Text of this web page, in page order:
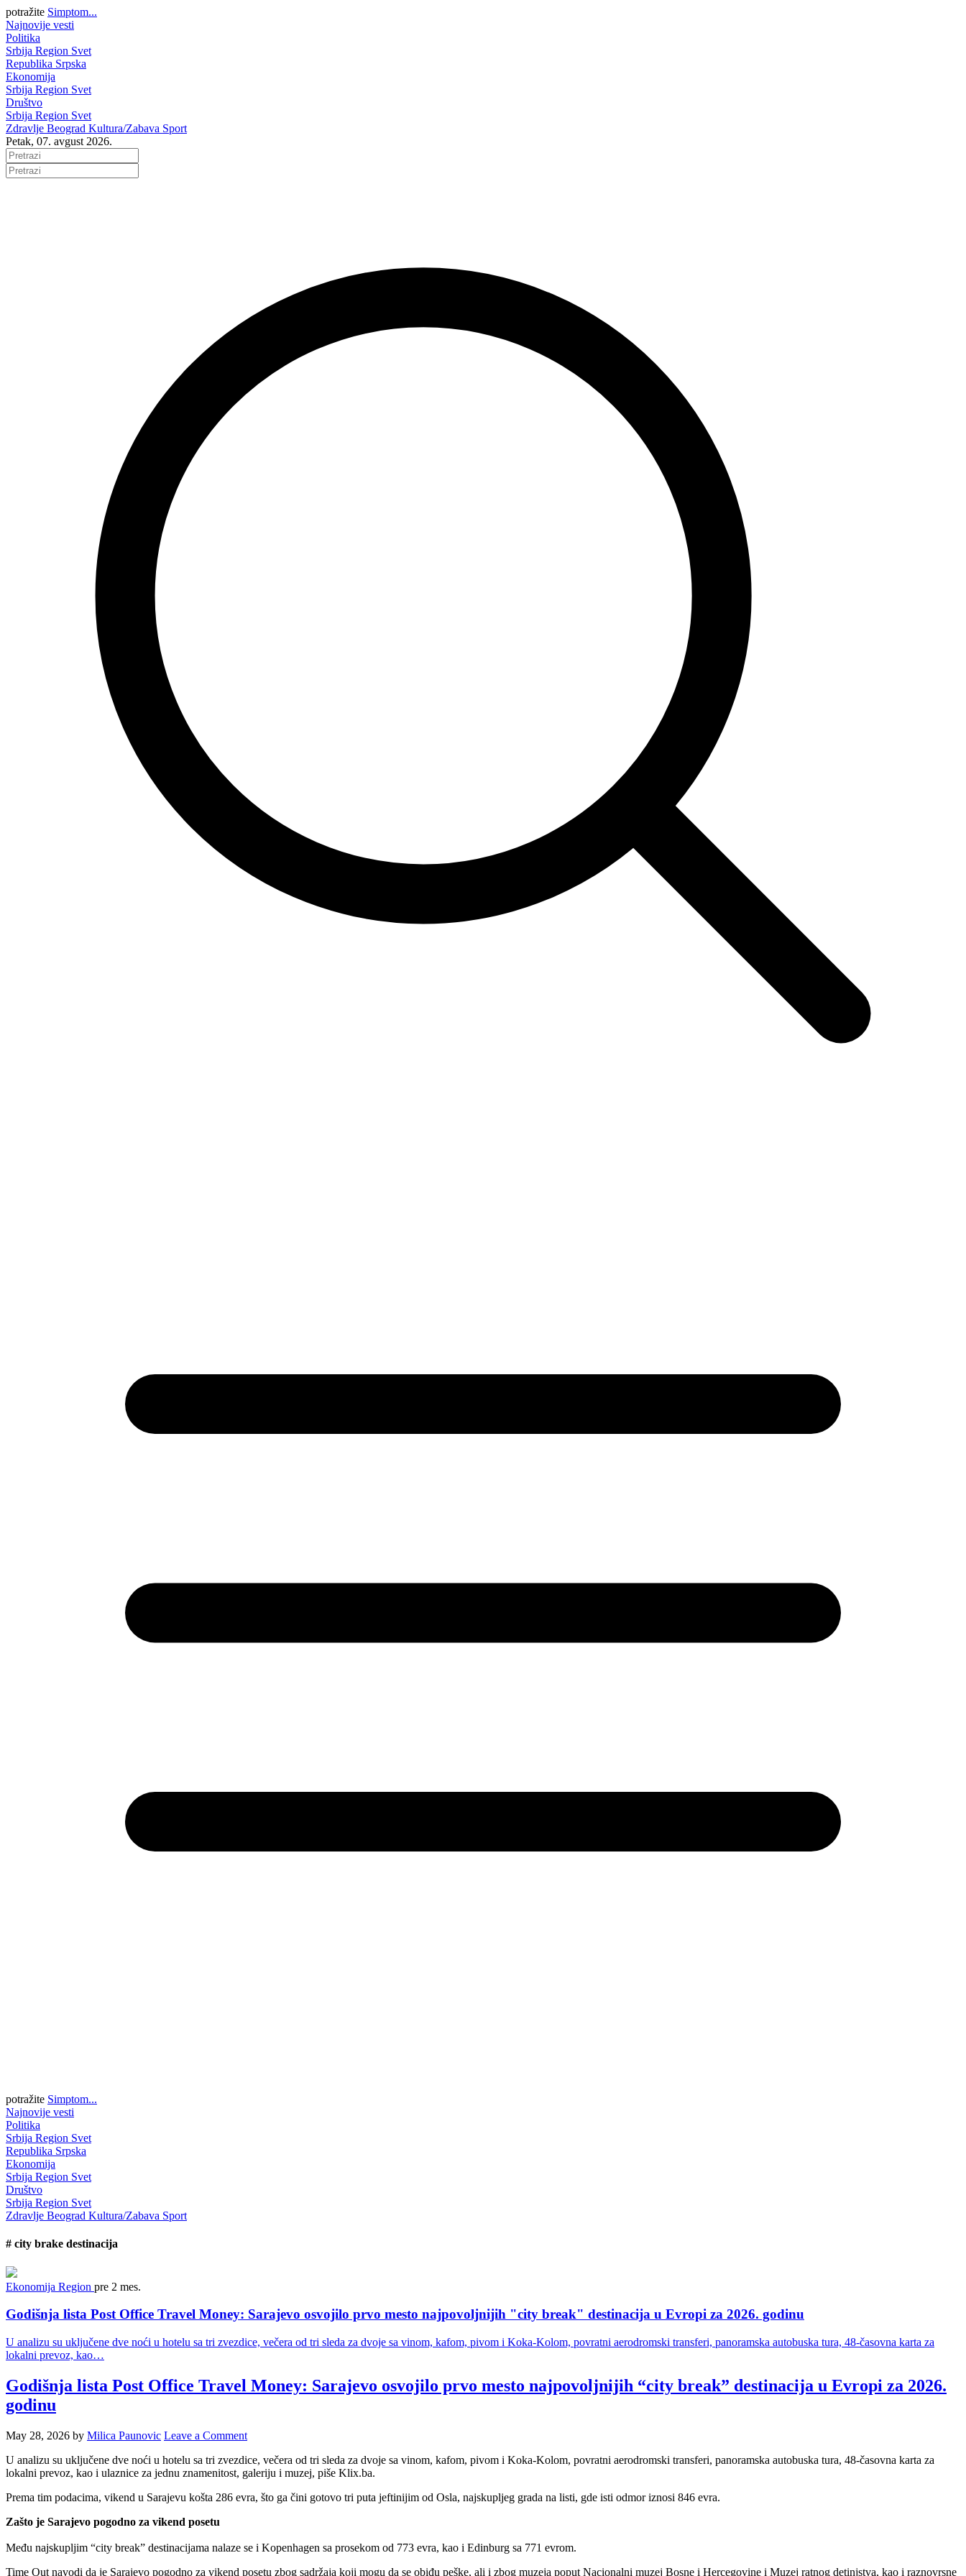
potražite Simptom...
Najnovije vesti
Politika
Srbija Region Svet
Republika Srpska
Ekonomija
Srbija Region Svet
Društvo
Srbija Region Svet
Zdravlje Beograd Kultura/Zabava Sport
Petak, 07. avgust 2026.
potražite Simptom...
Najnovije vesti
Politika
Srbija Region Svet
Republika Srpska
Ekonomija
Srbija Region Svet
Društvo
Srbija Region Svet
Zdravlje Beograd Kultura/Zabava Sport
# city brake destinacija
Ekonomija Region pre 2 mes.
Godišnja lista Post Office Travel Money: Sarajevo osvojilo prvo mesto najpovoljnijih "city break" destinacija u Evropi za 2026. godinu
U analizu su uključene dve noći u hotelu sa tri zvezdice, večera od tri sleda za dvoje sa vinom, kafom, pivom i Koka-Kolom, povratni aerodromski transferi, panoramska autobuska tura, 48-časovna karta za
lokalni prevoz, kao…
Godišnja lista Post Office Travel Money: Sarajevo osvojilo prvo mesto najpovoljnijih “city break” destinacija u Evropi za 2026.
godinu
May 28, 2026 by Milica Paunovic Leave a Comment
U analizu su uključene dve noći u hotelu sa tri zvezdice, večera od tri sleda za dvoje sa vinom, kafom, pivom i Koka-Kolom, povratni aerodromski transferi, panoramska autobuska tura, 48-časovna karta za
lokalni prevoz, kao i ulaznice za jednu znamenitost, galeriju i muzej, piše Klix.ba.
Prema tim podacima, vikend u Sarajevu košta 286 evra, što ga čini gotovo tri puta jeftinijim od Osla, najskupljeg grada na listi, gde isti odmor iznosi 846 evra.
Zašto je Sarajevo pogodno za vikend posetu
Među najskupljim “city break” destinacijama nalaze se i Kopenhagen sa prosekom od 773 evra, kao i Edinburg sa 771 evrom.
Time Out navodi da je Sarajevo pogodno za vikend posetu zbog sadržaja koji mogu da se obiđu peške, ali i zbog muzeja poput Nacionalni muzej Bosne i Hercegovine i Muzej ratnog detinjstva, kao i raznovrsne